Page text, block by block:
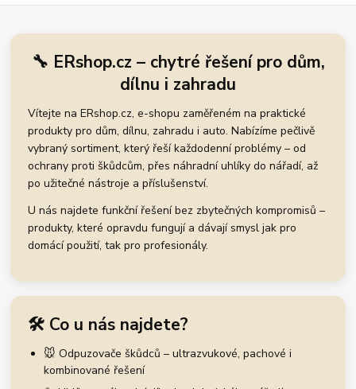
🔧 ERshop.cz – chytré řešení pro dům,
dílnu i zahradu
Vítejte na ERshop.cz, e-shopu zaměřeném na praktické
produkty pro dům, dílnu, zahradu i auto. Nabízíme pečlivě
vybraný sortiment, který řeší každodenní problémy – od
ochrany proti škůdcům, přes náhradní uhlíky do nářadí, až
po užitečné nástroje a příslušenství.
U nás najdete funkční řešení bez zbytečných kompromisů –
produkty, které opravdu fungují a dávají smysl jak pro
domácí použití, tak pro profesionály.
🛠️ Co u nás najdete?
🐭 Odpuzovače škůdců – ultrazvukové, pachové i
kombinované řešení